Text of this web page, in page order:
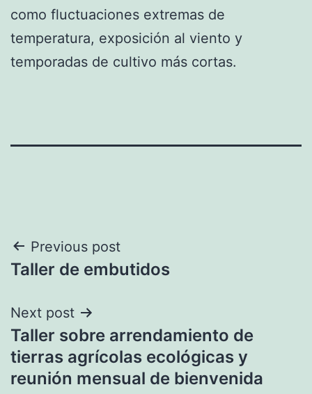
como fluctuaciones extremas de
temperatura, exposición al viento y
temporadas de cultivo más cortas.
Post
navigation
Previous post
Taller de embutidos
Next post
Taller sobre arrendamiento de
tierras agrícolas ecológicas y
reunión mensual de bienvenida